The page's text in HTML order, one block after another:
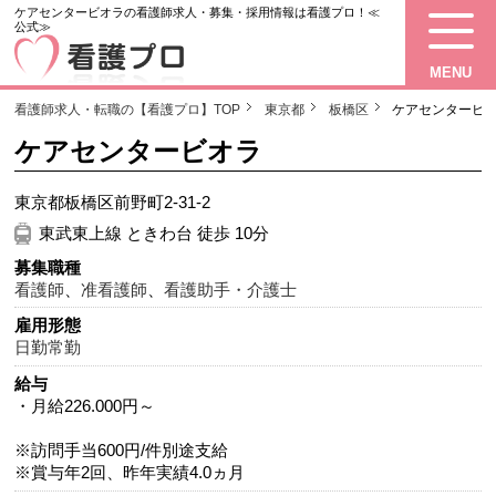
ケアセンタービオラの看護師求人・募集・採用情報は看護プロ！≪
公式≫
MENU
看護師求人・転職の【看護プロ】TOP 東京都 板橋区 ケアセンタービ
ケアセンタービオラ
東京都板橋区前野町2-31-2
東武東上線 ときわ台 徒歩 10分
募集職種
看護師 、准看護師 、看護助手・介護士
雇用形態
日勤常勤
給与
・月給226.000円～
※訪問手当600円/件別途支給
※賞与年2回、昨年実績4.0ヵ月